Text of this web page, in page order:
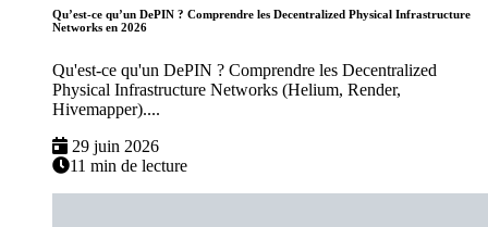
Qu’est-ce qu’un DePIN ? Comprendre les Decentralized Physical Infrastructure
Networks en 2026
Qu'est-ce qu'un DePIN ? Comprendre les Decentralized
Physical Infrastructure Networks (Helium, Render,
Hivemapper)....
29 juin 2026
11 min de lecture